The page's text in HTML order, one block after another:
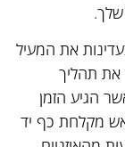
שלך.
את המעיל
את תהליך
הגיע הזמן
מקלחת כף יד